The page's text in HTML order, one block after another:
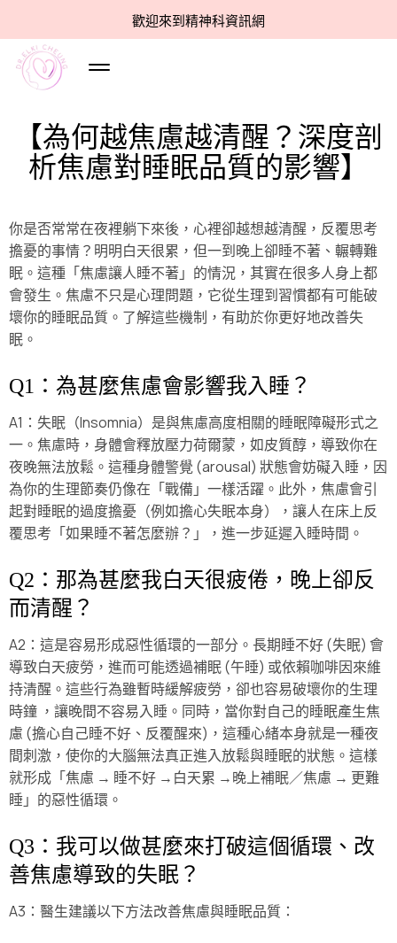
歡迎來到精神科資訊網
【為何越焦慮越清醒？深度剖
析焦慮對睡眠品質的影響】
你是否常常在夜裡躺下來後，心裡卻越想越清醒，反覆思考
擔憂的事情？明明白天很累，但一到晚上卻睡不著、輾轉難
眠。這種「焦慮讓人睡不著」的情況，其實在很多人身上都
會發生。焦慮不只是心理問題，它從生理到習慣都有可能破
壞你的睡眠品質。了解這些機制，有助於你更好地改善失
眠。
Q1：為甚麼焦慮會影響我入睡？
A1：失眠（Insomnia）是與焦慮高度相關的睡眠障礙形式之
一。焦慮時，身體會釋放壓力荷爾蒙，如皮質醇，導致你在
夜晚無法放鬆。這種身體警覺 (arousal) 狀態會妨礙入睡，因
為你的生理節奏仍像在「戰備」一樣活躍。此外，焦慮會引
起對睡眠的過度擔憂（例如擔心失眠本身），讓人在床上反
覆思考「如果睡不著怎麼辦？」，進一步延遲入睡時間。
Q2：那為甚麼我白天很疲倦，晚上卻反
而清醒？
A2：這是容易形成惡性循環的一部分。長期睡不好 (失眠) 會
導致白天疲勞，進而可能透過補眠 (午睡) 或依賴咖啡因來維
持清醒。這些行為雖暫時緩解疲勞，卻也容易破壞你的生理
時鐘 ，讓晚間不容易入睡。同時，當你對自己的睡眠產生焦
慮 (擔心自己睡不好、反覆醒來)，這種心緒本身就是一種夜
間刺激，使你的大腦無法真正進入放鬆與睡眠的狀態。這樣
就形成「焦慮 → 睡不好 →白天累 →晚上補眠／焦慮 → 更難
睡」的惡性循環。
Q3：我可以做甚麼來打破這個循環、改
善焦慮導致的失眠？
A3：醫生建議以下方法改善焦慮與睡眠品質：